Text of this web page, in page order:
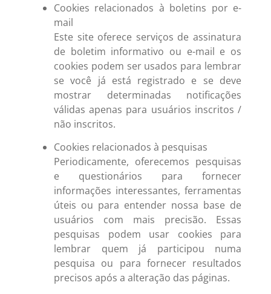
Cookies relacionados à boletins por e-
mail
Este site oferece serviços de assinatura
de boletim informativo ou e-mail e os
cookies podem ser usados para lembrar
se você já está registrado e se deve
mostrar determinadas notificações
válidas apenas para usuários inscritos /
não inscritos.
Cookies relacionados à pesquisas
Periodicamente, oferecemos pesquisas
e questionários para fornecer
informações interessantes, ferramentas
úteis ou para entender nossa base de
usuários com mais precisão. Essas
pesquisas podem usar cookies para
lembrar quem já participou numa
pesquisa ou para fornecer resultados
precisos após a alteração das páginas.